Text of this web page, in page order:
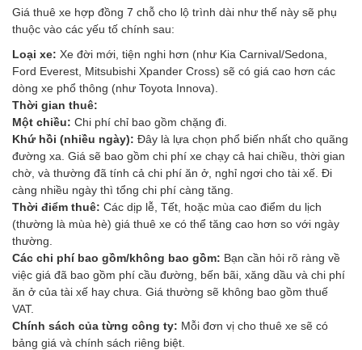
Giá thuê xe hợp đồng 7 chỗ cho lộ trình dài như thế này sẽ phụ
thuộc vào các yếu tố chính sau:
Loại xe: Xe đời mới, tiện nghi hơn (như Kia Carnival/Sedona,
Ford Everest, Mitsubishi Xpander Cross) sẽ có giá cao hơn các
dòng xe phổ thông (như Toyota Innova).
Thời gian thuê:
Một chiều: Chi phí chỉ bao gồm chặng đi.
Khứ hồi (nhiều ngày): Đây là lựa chọn phổ biến nhất cho quãng
đường xa. Giá sẽ bao gồm chi phí xe chạy cả hai chiều, thời gian
chờ, và thường đã tính cả chi phí ăn ở, nghỉ ngơi cho tài xế. Đi
càng nhiều ngày thì tổng chi phí càng tăng.
Thời điểm thuê: Các dịp lễ, Tết, hoặc mùa cao điểm du lịch
(thường là mùa hè) giá thuê xe có thể tăng cao hơn so với ngày
thường.
Các chi phí bao gồm/không bao gồm: Bạn cần hỏi rõ ràng về
việc giá đã bao gồm phí cầu đường, bến bãi, xăng dầu và chi phí
ăn ở của tài xế hay chưa. Giá thường sẽ không bao gồm thuế
VAT.
Chính sách của từng công ty: Mỗi đơn vị cho thuê xe sẽ có
bảng giá và chính sách riêng biệt.